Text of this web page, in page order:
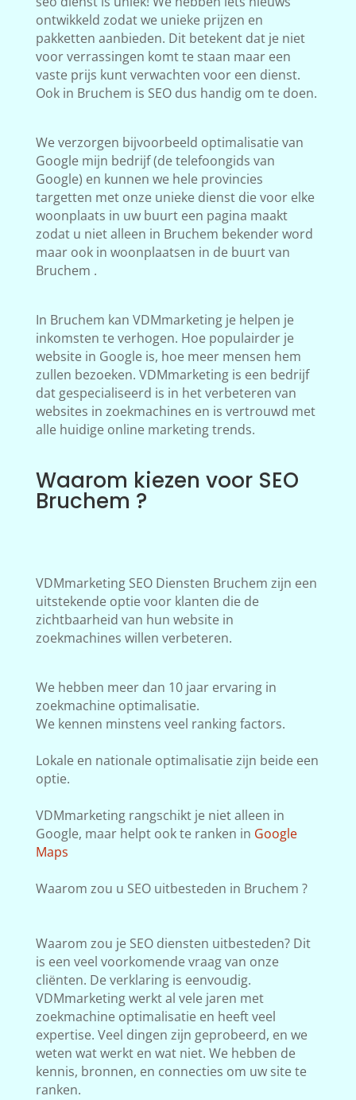
ontwikkeld zodat we unieke prijzen en
pakketten aanbieden. Dit betekent dat je niet
voor verrassingen komt te staan maar een
vaste prijs kunt verwachten voor een dienst.
Ook in Bruchem is SEO dus handig om te doen.
We verzorgen bijvoorbeeld optimalisatie van
Google mijn bedrijf (de telefoongids van
Google) en kunnen we hele provincies
targetten met onze unieke dienst die voor elke
woonplaats in uw buurt een pagina maakt
zodat u niet alleen in Bruchem bekender word
maar ook in woonplaatsen in de buurt van
Bruchem .
In Bruchem kan VDMmarketing je helpen je
inkomsten te verhogen. Hoe populairder je
website in Google is, hoe meer mensen hem
zullen bezoeken. VDMmarketing is een bedrijf
dat gespecialiseerd is in het verbeteren van
websites in zoekmachines en is vertrouwd met
alle huidige online marketing trends.
Waarom kiezen voor SEO
Bruchem ?
VDMmarketing SEO Diensten Bruchem zijn een
uitstekende optie voor klanten die de
zichtbaarheid van hun website in
zoekmachines willen verbeteren.
We hebben meer dan 10 jaar ervaring in
zoekmachine optimalisatie.
We kennen minstens veel ranking factors.
Lokale en nationale optimalisatie zijn beide een
optie.
VDMmarketing rangschikt je niet alleen in
Google, maar helpt ook te ranken in Google
Maps
Waarom zou u SEO uitbesteden in Bruchem ?
Waarom zou je SEO diensten uitbesteden? Dit
is een veel voorkomende vraag van onze
cliënten. De verklaring is eenvoudig.
VDMmarketing werkt al vele jaren met
zoekmachine optimalisatie en heeft veel
expertise. Veel dingen zijn geprobeerd, en we
weten wat werkt en wat niet. We hebben de
kennis, bronnen, en connecties om uw site te
ranken.